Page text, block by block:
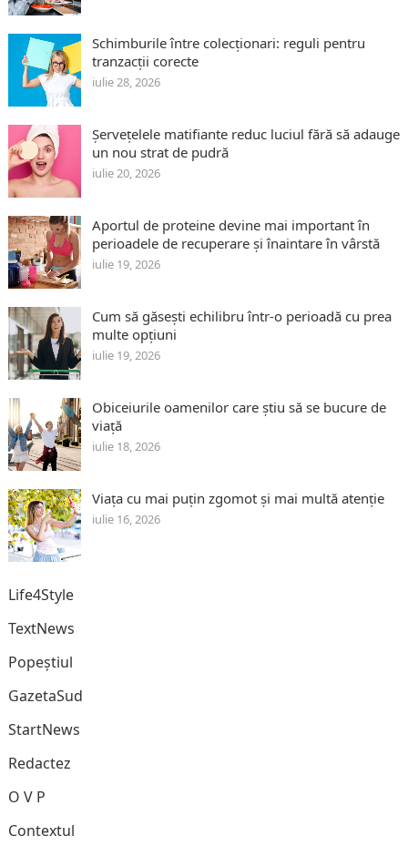
Schimburile între colecționari: reguli pentru
tranzacții corecte
iulie 28, 2026
Șervețelele matifiante reduc luciul fără să adauge
un nou strat de pudră
iulie 20, 2026
Aportul de proteine devine mai important în
perioadele de recuperare și înaintare în vârstă
iulie 19, 2026
Cum să găsești echilibru într-o perioadă cu prea
multe opțiuni
iulie 19, 2026
Obiceiurile oamenilor care știu să se bucure de
viață
iulie 18, 2026
Viața cu mai puțin zgomot și mai multă atenție
iulie 16, 2026
Life4Style
TextNews
Popeștiul
GazetaSud
StartNews
Redactez
O V P
Contextul